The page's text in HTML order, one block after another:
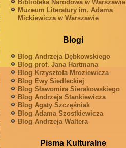
Biblioteka Narodowa w Warszawie
Muzeum Literatury im. Adama
Mickiewicza w Warszawie
Blogi
Blog Andrzeja Dębkowskiego
Blog prof. Jana Hartmana
Blog Krzysztofa Mroziewicza
Blog Ewy Siedleckiej
Blog Sławomira Sierakowskiego
Blog Andrzeja Stankiewicza
Blog Agaty Szczęśniak
Blog Adama Szostkiewicza
Blog Andrzeja Waltera
Pisma Kulturalne